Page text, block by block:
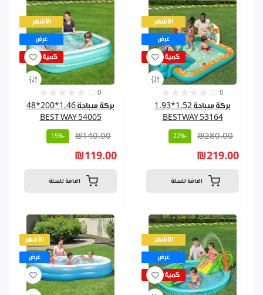
الأشهر
عرض
كمية قليلة
0
بركة سباحة 1.46*200*48
BEST WAY 54005
₪140.00
-15%
₪119.00
اضافة للسلة
الأشهر
عرض
كمية قليلة
0
بركة سباحة 1.52*1.93
BESTWAY 53164
₪280.00
-22%
₪219.00
اضافة للسلة
الأشهر
عرض
الأشهر
عرض
كمية قليلة